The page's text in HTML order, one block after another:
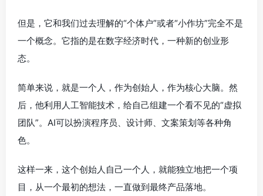
但是，它和我们过去理解的“个体户”或者“小作坊”完全不是
一个概念。它指的是在数字经济时代，一种新的创业形
态。
简单来说，就是一个人，作为创始人，作为核心大脑。然
后，他利用人工智能技术，给自己组建一个看不见的“虚拟
团队”。AI可以扮演程序员、设计师、文案策划等各种角
色。
这样一来，这个创始人自己一个人，就能独立地把一个项
目，从一个最初的想法，一直做到最终产品落地。